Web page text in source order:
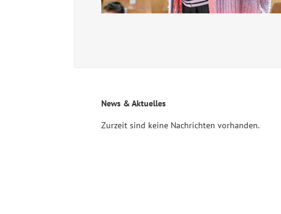
News & Aktuelles
Zurzeit sind keine Nachrichten vorhanden.